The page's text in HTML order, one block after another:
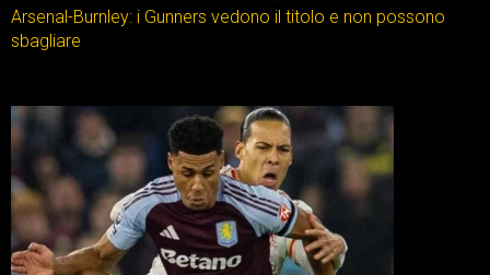
Arsenal-Burnley: i Gunners vedono il titolo e non possono
sbagliare